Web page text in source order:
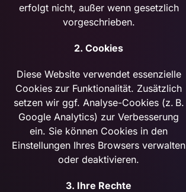
erfolgt nicht, außer wenn gesetzlich
vorgeschrieben.
2. Cookies
Diese Website verwendet essenzielle
Cookies zur Funktionalität. Zusätzlich
setzen wir ggf. Analyse-Cookies (z. B.
Google Analytics) zur Verbesserung
ein. Sie können Cookies in den
Einstellungen Ihres Browsers verwalten
oder deaktivieren.
3. Ihre Rechte